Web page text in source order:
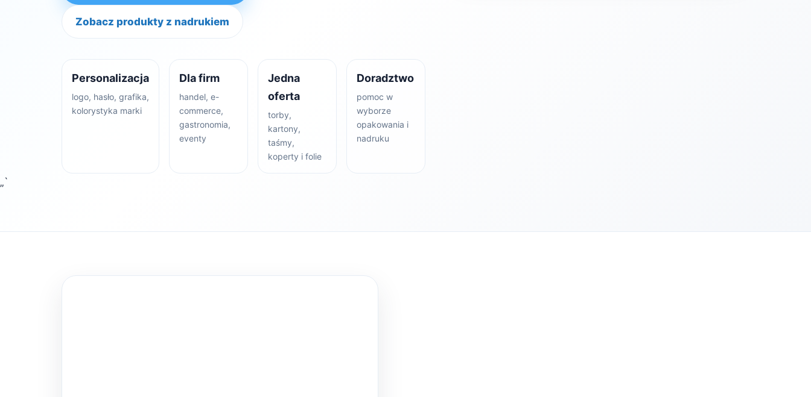
Zobacz produkty z nadrukiem
Personalizacja
logo, hasło, grafika,
kolorystyka marki
Dla firm
handel, e-
commerce,
gastronomia,
eventy
Jedna
oferta
torby,
kartony,
taśmy,
koperty i folie
Doradztwo
pomoc w
wyborze
opakowania i
nadruku
„`